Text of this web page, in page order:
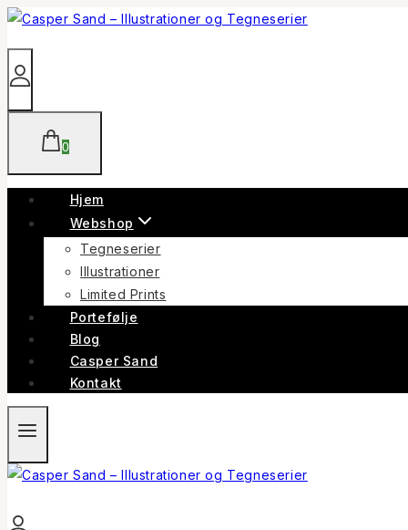
Skip
content
0
Hjem
Webshop
Tegneserier
Illustrationer
Limited Prints
Portefølje
Blog
Casper Sand
Kontakt